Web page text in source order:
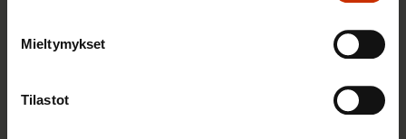
Mieltymykset
Tilastot
omavastuupäivät nostetaan 5 päivästä 7 päivään,
lapsikorotukset sekä sovitellun 300 euron suojaosa
poistetaan ja lomakorvausten jaksottaminen